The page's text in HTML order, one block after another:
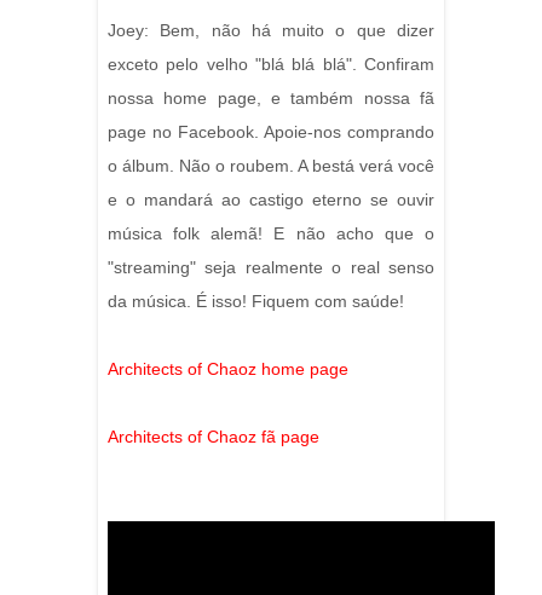
Joey: Bem, não há muito o que dizer
exceto pelo velho "blá blá blá". Confiram
nossa home page, e também nossa fã
page no Facebook. Apoie-nos comprando
o álbum. Não o roubem. A bestá verá você
e o mandará ao castigo eterno se ouvir
música folk alemã! E não acho que o
"streaming" seja realmente o real senso
da música. É isso! Fiquem com saúde!
Architects of Chaoz home page
Architects of Chaoz fã page